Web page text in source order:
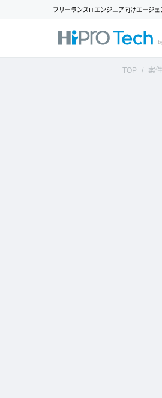
フリーランスITエンジニア向けエージェ
TOP 案